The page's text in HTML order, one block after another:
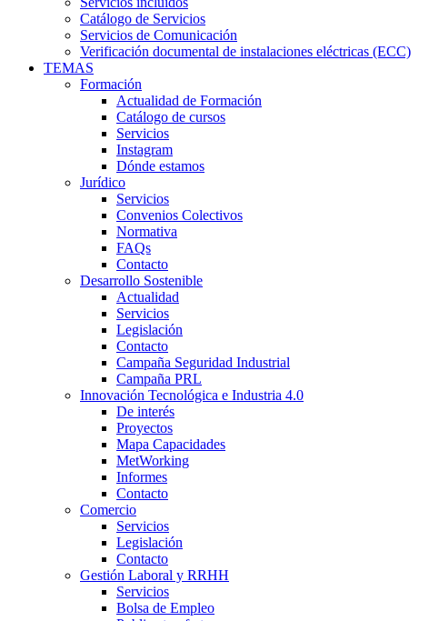
Catálogo de Servicios
Servicios de Comunicación
Verificación documental de instalaciones eléctricas (ECC)
TEMAS
Formación
Actualidad de Formación
Catálogo de cursos
Servicios
Instagram
Dónde estamos
Jurídico
Servicios
Convenios Colectivos
Normativa
FAQs
Contacto
Desarrollo Sostenible
Actualidad
Servicios
Legislación
Contacto
Campaña Seguridad Industrial
Campaña PRL
Innovación Tecnológica e Industria 4.0
De interés
Proyectos
Mapa Capacidades
MetWorking
Informes
Contacto
Comercio
Servicios
Legislación
Contacto
Gestión Laboral y RRHH
Servicios
Bolsa de Empleo